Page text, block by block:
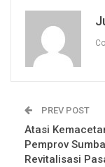
PREV POST
Atasi
Pemprov
Revitalisasi